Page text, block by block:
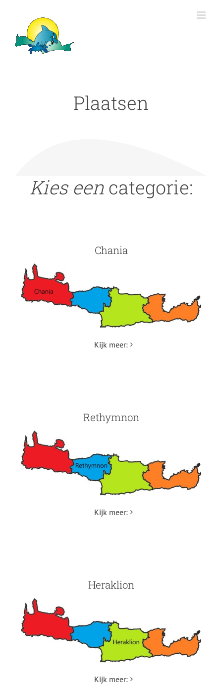
inhoud
Plaatsen
Kies eencategorie:
Chania
Kijk meer:
Rethymnon
Kijk meer:
Heraklion
Kijk meer: